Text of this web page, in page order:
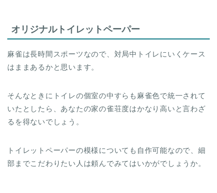
オリジナルトイレットペーパー
麻雀は長時間スポーツなので、対局中トイレにいくケース
はままあるかと思います。
そんなときにトイレの個室の中すらも麻雀色で統一されて
いたとしたら、あなたの家の雀荘度はかなり高いと言わざ
るを得ないでしょう。
トイレットペーパーの模様についても自作可能なので、細
部までこだわりたい人は頼んでみてはいかがでしょうか。